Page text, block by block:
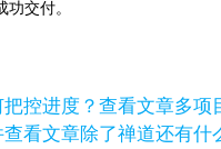
交付。
查看文章多项
查看文章除了禅道还有什